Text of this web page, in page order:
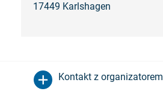
17449 Karlshagen
Kontakt z organizatorem